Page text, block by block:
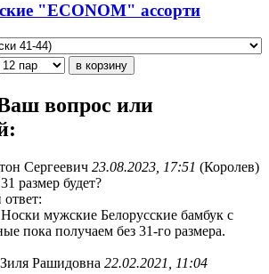
"ECONOM" ассорти
вопрос или
Сергеевич 23.08.2023, 17:51 (Королев)
размер будет?
Носки мужские Белорусские бамбук с
пока получаем без 31-го размера.
Рашидовна 22.02.2021, 11:04